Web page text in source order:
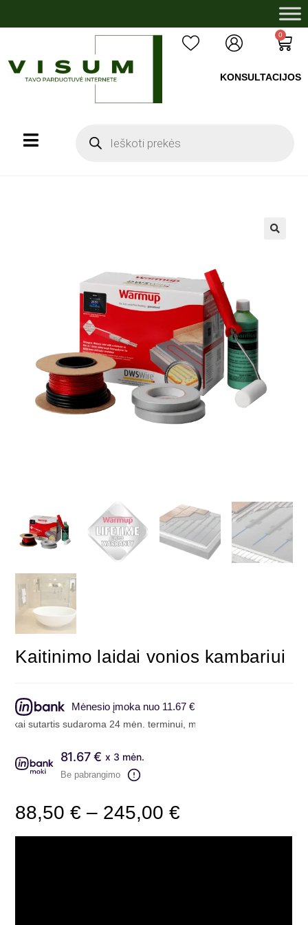
0
KONSULTACIJOS
Kaitinimo laidai vonios kambariui
Mėnesio įmoka nuo 11.67 €
sudaroma 24 mėn. terminui, metinė palūkanų norma – 6.9%,
81.67 € x 3 mėn.
Be pabrangimo
88,50€ – 245,00€